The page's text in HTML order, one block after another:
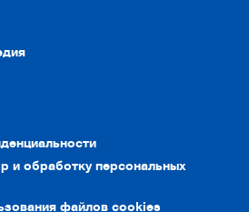
и обработку персональных
файлов cookies